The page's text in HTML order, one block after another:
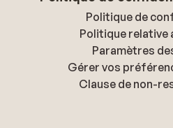
Politique de
Politique relative
Paramètres
Gérer vos
Clause de non-